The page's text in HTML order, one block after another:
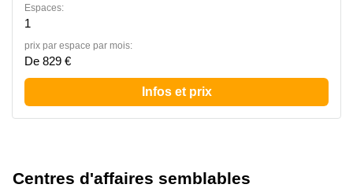
Espaces:
1
prix par espace par mois:
De 829 €
Infos et prix
Centres d'affaires semblables